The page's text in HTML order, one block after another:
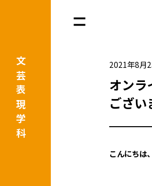
文芸表現学科 2021年8月
オンラ
ござ
こんにちは